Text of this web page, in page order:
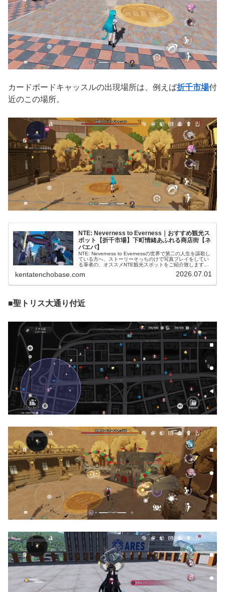
カードボードキャッスルの出現場所は、例えば折千市場付
近のこの場所。
NTE: Neverness to Everness｜おすすめ観光ス
ポット【折千市場】下町情緒あふれる商店街【ネ
バエバ】
NTE: Neverness to Evernessの世界で第二の人生を謳歌し
ている方へ、ストーリーそっちのけで写真プレイをしてい
る筆者の、オススメNTE観光スポットをご紹介致します。
kentatenchobase.com 2026.07.01
■聖トリス大通り付近